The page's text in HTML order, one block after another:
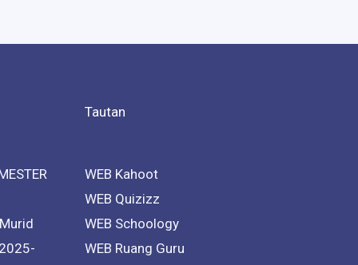
Tautan
WEB Kahoot
WEB Quizizz
WEB Schoology
WEB Ruang Guru